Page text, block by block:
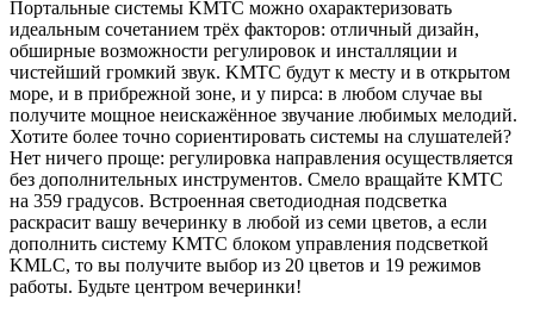
Портальные системы KMTC можно охарактеризовать
идеальным сочетанием трёх факторов: отличный дизайн,
обширные возможности регулировок и инсталляции и
чистейший громкий звук. KMTC будут к месту и в открытом
море, и в прибрежной зоне, и у пирса: в любом случае вы
получите мощное неискажённое звучание любимых мелодий.
Хотите более точно сориентировать системы на слушателей?
Нет ничего проще: регулировка направления осуществляется
без дополнительных инструментов. Смело вращайте KMTC
на 359 градусов. Встроенная светодиодная подсветка
раскрасит вашу вечеринку в любой из семи цветов, а если
дополнить систему KMTC блоком управления подсветкой
KMLC, то вы получите выбор из 20 цветов и 19 режимов
работы. Будьте центром вечеринки!